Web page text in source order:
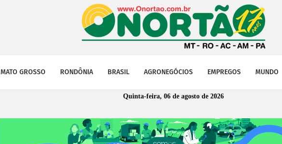
MATO GROSSO RONDÔNIA BRASIL AGRONEGÓCIOS EMPREGOS MUNDO
Quinta-feira, 06 de agosto de 2026